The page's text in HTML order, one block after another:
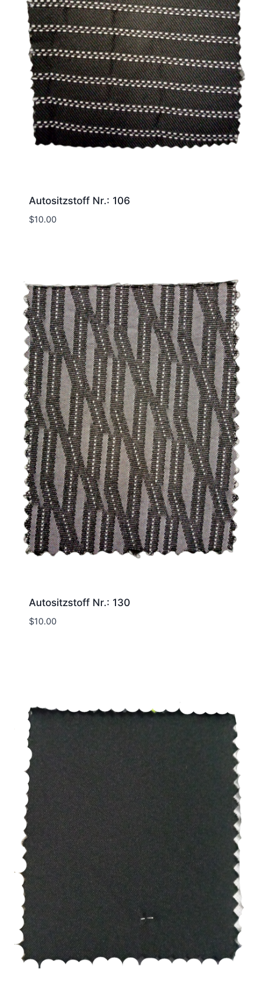
Autositzstoff Nr.: 106
$10.00
Autositzstoff Nr.: 130
$10.00